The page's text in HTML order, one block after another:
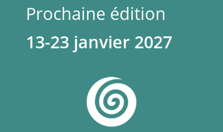
Prochaine édition
13-23 janvier 2027